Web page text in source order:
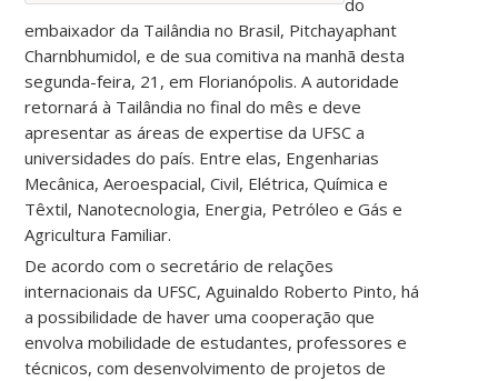
do
embaixador da Tailândia no Brasil, Pitchayaphant
Charnbhumidol, e de sua comitiva na manhã desta
segunda-feira, 21, em Florianópolis. A autoridade
retornará à Tailândia no final do mês e deve
apresentar as áreas de expertise da UFSC a
universidades do país. Entre elas, Engenharias
Mecânica, Aeroespacial, Civil, Elétrica, Química e
Têxtil, Nanotecnologia, Energia, Petróleo e Gás e
Agricultura Familiar.
De acordo com o secretário de relações
internacionais da UFSC, Aguinaldo Roberto Pinto, há
a possibilidade de haver uma cooperação que
envolva mobilidade de estudantes, professores e
técnicos, com desenvolvimento de projetos de